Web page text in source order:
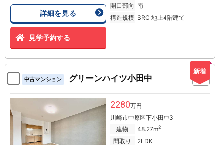
詳細を見る
見学予約する
開口部向 南
構造規模 SRC 地上4階建て
新着
中古マンション グリーンハイツ小田中
2280万円
川崎市中原区下小田中3
建物
48.27m2
間取り
2LDK